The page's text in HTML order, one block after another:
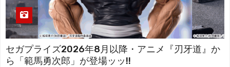
セガプライズ2026年8月以降・アニメ『刃牙道』か
ら「範馬勇次郎」が登場ッッ!!